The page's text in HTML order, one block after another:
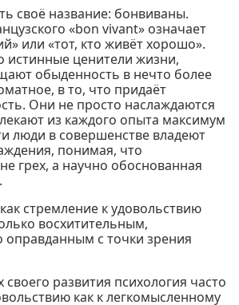
своё название: бонвиваны.
«bon vivant» означает
или «тот, кто живёт хорошо».
истинные ценители жизни,
обыденность в нечто более
в то, что придаёт
Они не просто наслаждаются
из каждого опыта максимум
люди в совершенстве владеют
понимая, что
грех, а научно обоснованная
стремление к удовольствию
восхитительным,
с точки зрения
своего развития психология часто
как к легкомысленному